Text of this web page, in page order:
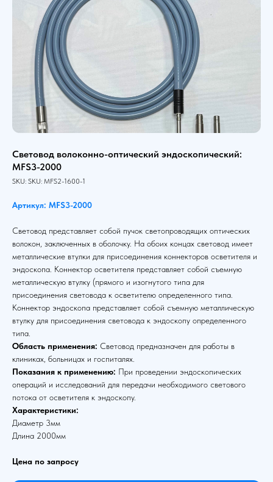
Световод волоконно-оптический эндоскопический:
MFS3-2000
SKU: SKU: MFS2-1600-1
Артикул: MFS3-2000
Световод представляет собой пучок светопроводящих оптических
волокон, заключенных в оболочку. На обоих концах световод имеет
металлические втулки для присоединения коннекторов осветителя и
эндоскопа. Коннектор осветителя представляет собой съемную
металлическую втулку (прямого и изогнутого типа для
присоединения световода к осветителю определенного типа.
Коннектор эндоскопа представляет собой съемную металлическую
втулку для присоединения световода к эндоскопу определенного
типа.
Область применения: Световод предназначен для работы в
клиниках, больницах и госпиталях.
Показания к применению: При проведении эндоскопических
операций и исследований для передачи необходимого светового
потока от осветителя к эндоскопу.
Характеристики:
Диаметр 3мм
Длина 2000мм
Цена по запросу